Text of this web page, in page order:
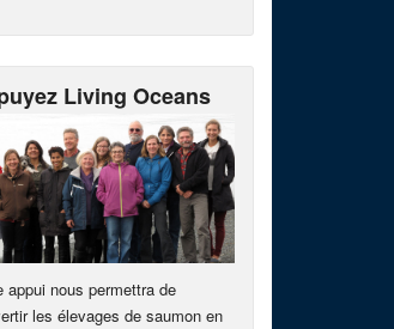
Living Oceans
appui nous permettra de
les élevages de saumon en